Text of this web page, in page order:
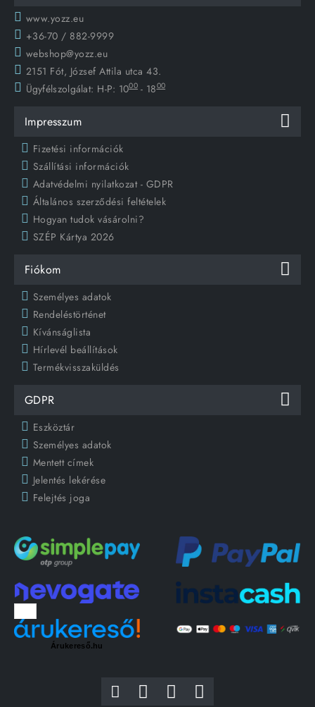
www.yozz.eu
+36-70 / 882-9999
webshop@yozz.eu
2151 Fót, József Attila utca 43.
Ügyfélszolgálat: H-P: 1000 - 1800
Impresszum
Fizetési információk
Szállítási információk
Adatvédelmi nyilatkozat - GDPR
Általános szerződési feltételek
Hogyan tudok vásárolni?
SZÉP Kártya 2026
Fiókom
Személyes adatok
Rendeléstörténet
Kívánságlista
Hírlevél beállítások
Termékvisszaküldés
GDPR
Eszköztár
Személyes adatok
Mentett címek
Jelentés lekérése
Felejtés joga
Árukereső.hu